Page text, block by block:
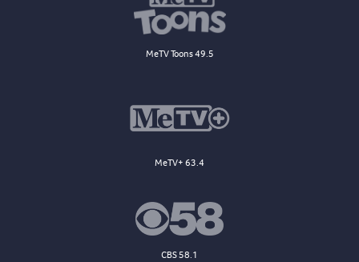
MeTV Toons 49.5
MeTV+ 63.4
CBS 58.1